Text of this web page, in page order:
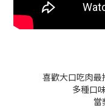
喜歡大口吃肉
多種口
當